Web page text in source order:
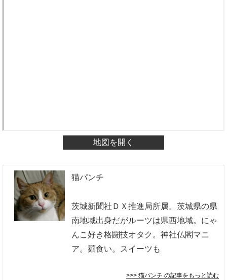
地図を開く
猫パンチ
茨城新聞社ＤＸ推進局所属。茨城県の県
南地域出身だがルーツは県西地域。にゃ
んこ好き格闘技オタク。神社仏閣マニ
ア。麺食い。スイーツも
>>> 猫パンチ の記事をもっと読む